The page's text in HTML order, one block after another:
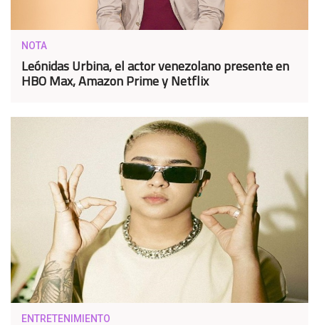
NOTA
Leónidas Urbina, el actor venezolano presente en
HBO Max, Amazon Prime y Netflix
ENTRETENIMIENTO